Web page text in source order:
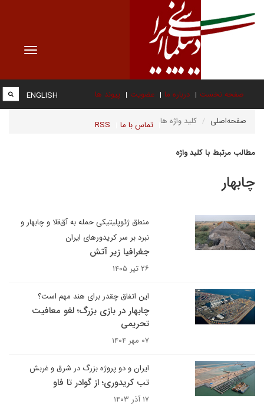
Toggle
صفحه نخست درباره ما عضویت پیوند ها
تماس با ما RSS
ENGLISH
صفحه‌اصلی کلید واژه ها
مطالب مرتبط با کلید واژه
چابهار
منطق ژئوپلیتیکی حمله به آق‌قلا و چابهار و
نبرد بر سر کریدورهای ایران
جغرافیا زیر آتش
۲۶ تیر ۱۴۰۵
این اتفاق چقدر برای هند مهم است؟
چابهار در بازی بزرگ؛ لغو معافیت
تحریمی
۰۷ مهر ۱۴۰۴
ایران و دو پروژه بزرگ در شرق و غربش
تب کریدوری؛ از گوادر تا فاو
۱۷ آذر ۱۴۰۳